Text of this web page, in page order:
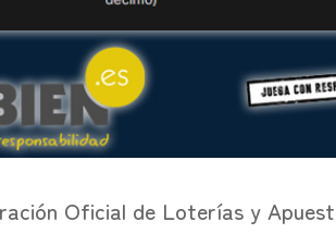
Oficial de Loterías y